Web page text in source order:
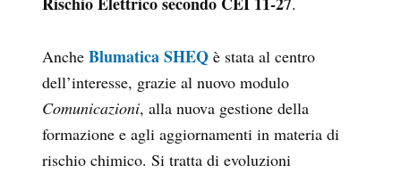
Anche Blumatica SHEQ è stata al centro
dell’interesse, grazie al nuovo modulo
Comunicazioni, alla nuova gestione della
formazione e agli aggiornamenti in materia di
rischio chimico. Si tratta di evoluzioni